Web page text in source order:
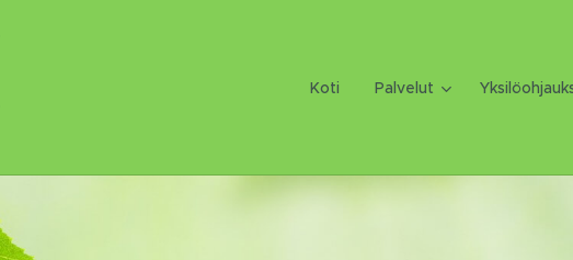
Koti Palvelut